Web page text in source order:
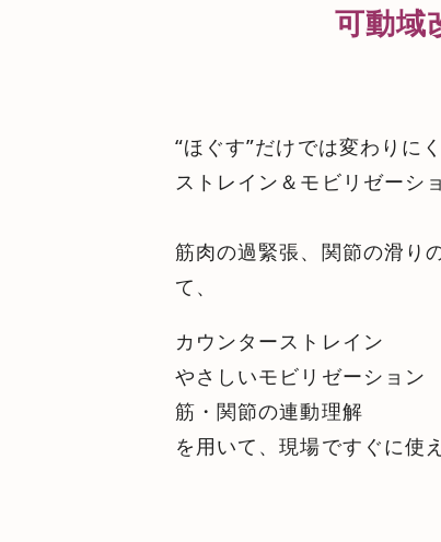
可動域
“ほぐす”だけでは変わりに
ストレイン＆モビリゼーシ
筋肉の過緊張、関節の滑り
て、
カウンターストレイン
やさしいモビリゼーション
筋・関節の連動理解
を用いて、現場ですぐに使